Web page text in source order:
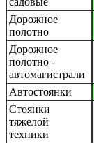
Дорожное
полотно
Дорожное
полотно -
автомагистрали
Автостоянки
Стоянки
тяжелой
техники